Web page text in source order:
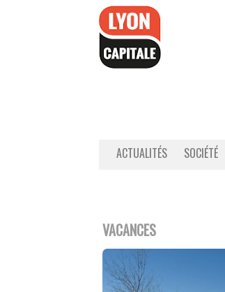
ACTUALITÉS SOCIÉTÉ
VACANCES